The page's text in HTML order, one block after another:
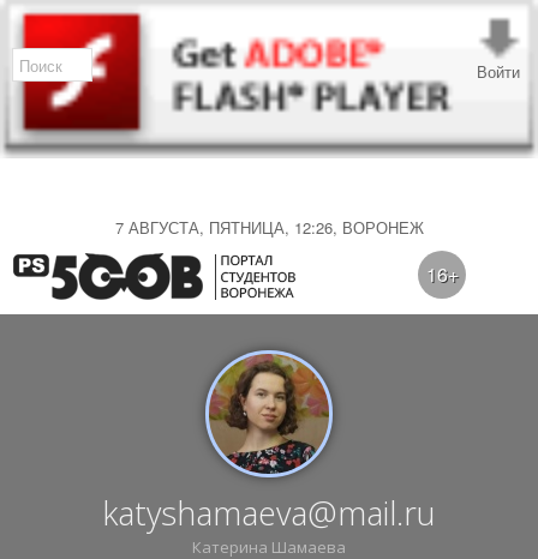
7 АВГУСТА, ПЯТНИЦА, 12:26, ВОРОНЕЖ
Войти
16+
katyshamaeva@mail.ru
Катерина Шамаева